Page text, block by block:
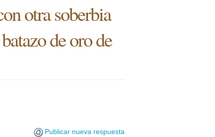
otra soberbia
de oro de
Publicar nueva respuesta